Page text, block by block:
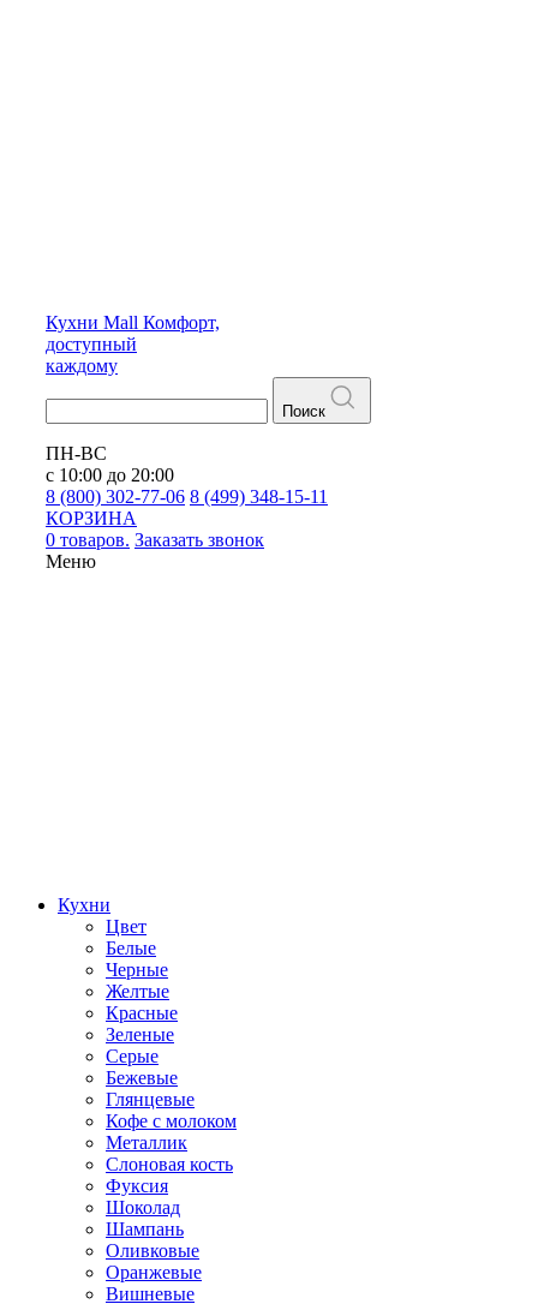
Кухни Mall Комфорт,
доступный
каждому
Поиск
ПН-ВС
с 10:00 до 20:00
8 (800) 302-77-06 8 (499) 348-15-11
КОРЗИНА
0 товаров. Заказать звонок
Меню
Кухни
Цвет
Белые
Черные
Желтые
Красные
Зеленые
Серые
Бежевые
Глянцевые
Кофе с молоком
Металлик
Слоновая кость
Фуксия
Шоколад
Шампань
Оливковые
Оранжевые
Вишневые